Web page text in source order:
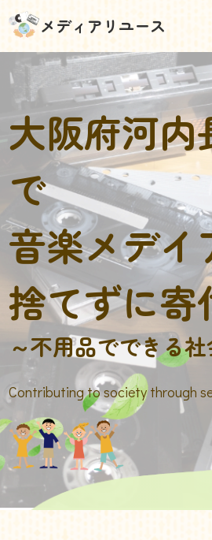
メディアリユース
大阪府河内
で
音楽メデイ
捨てずに寄
～不用品でできる
Contributing to society through